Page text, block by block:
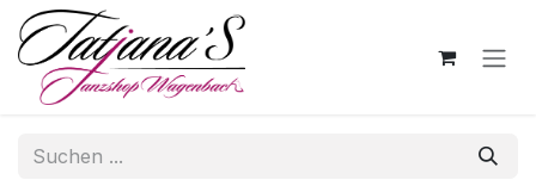
Zum Inhalt springen